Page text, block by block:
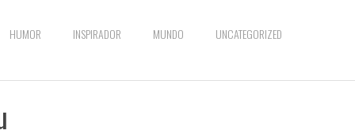
HUMOR INSPIRADOR MUNDO UNCATEGORIZED